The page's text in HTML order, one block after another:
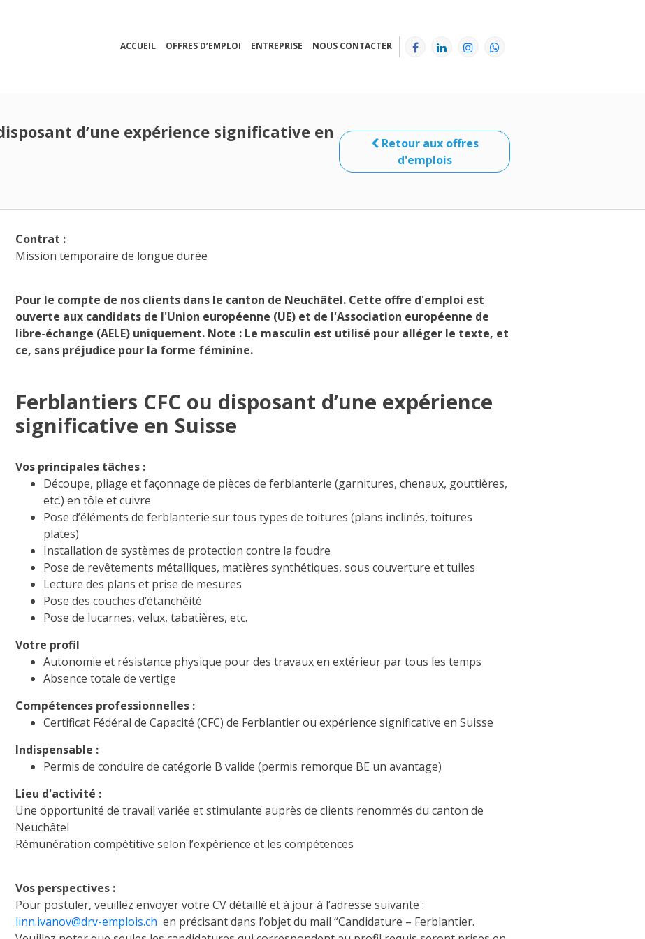
ACCUEIL OFFRES D’EMPLOI ENTREPRISE NOUS CONTACTER
d’une expérience significative en
Retour aux offres
d'emplois
Contrat :
Mission temporaire de longue durée
Pour le compte de nos clients dans le canton de Neuchâtel. Cette offre d'emploi est
ouverte aux candidats de l'Union européenne (UE) et de l'Association européenne de
libre-échange (AELE) uniquement. Note : Le masculin est utilisé pour alléger le texte, et
ce, sans préjudice pour la forme féminine.
Ferblantiers CFC ou disposant d’une expérience
significative en Suisse
Vos principales tâches :
Découpe, pliage et façonnage de pièces de ferblanterie (garnitures, chenaux, gouttières,
etc.) en tôle et cuivre
Pose d’éléments de ferblanterie sur tous types de toitures (plans inclinés, toitures
plates)
Installation de systèmes de protection contre la foudre
Pose de revêtements métalliques, matières synthétiques, sous couverture et tuiles
Lecture des plans et prise de mesures
Pose des couches d’étanchéité
Pose de lucarnes, velux, tabatières, etc.
Votre profil
Autonomie et résistance physique pour des travaux en extérieur par tous les temps
Absence totale de vertige
Compétences professionnelles :
Certificat Fédéral de Capacité (CFC) de Ferblantier ou expérience significative en Suisse
Indispensable :
Permis de conduire de catégorie B valide (permis remorque BE un avantage)
Lieu d'activité :
Une opportunité de travail variée et stimulante auprès de clients renommés du canton de
Neuchâtel
Rémunération compétitive selon l’expérience et les compétences
Vos perspectives :
Pour postuler, veuillez envoyer votre CV détaillé et à jour à l’adresse suivante :
linn.ivanov@drv-emplois.ch en précisant dans l’objet du mail “Candidature – Ferblantier.